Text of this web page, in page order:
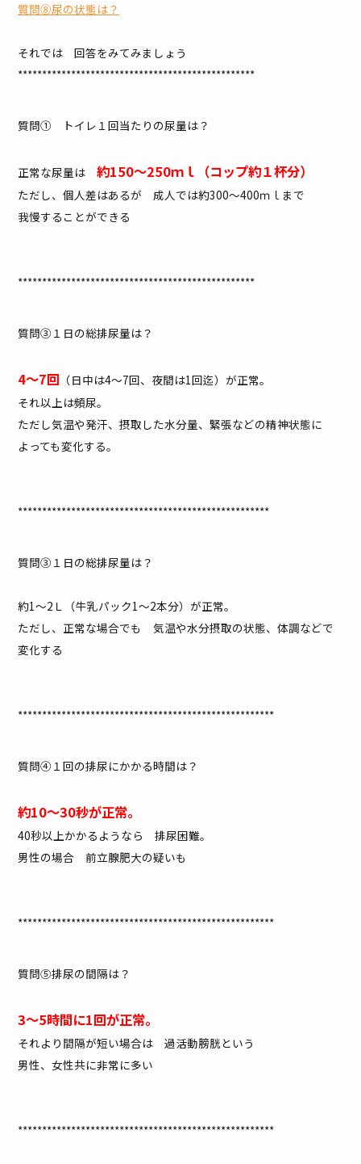
質問⑧尿の状態は？
それでは 回答をみてみましょう
*************************************************
質問① トイレ１回当たりの尿量は？
正常な尿量は約150～250ｍｌ（コップ約１杯分）
ただし、個人差はあるが 成人では約300～400ｍｌまで
我慢することができる
*************************************************
質問③１日の総排尿量は？
4～7回 （日中は4～7回、夜間は1回迄）が正常。
それ以上は頻尿。
ただし気温や発汗、摂取した水分量、緊張などの精神状態に
よっても変化する。
****************************************************
質問③１日の総排尿量は？
約1～2Ｌ（牛乳パック1～2本分）が正常。
ただし、正常な場合でも 気温や水分摂取の状態、体調などで
変化する
*****************************************************
質問④１回の排尿にかかる時間は？
約10～30秒が正常。
40秒以上かかるようなら 排尿困難。
男性の場合 前立腺肥大の疑いも
*****************************************************
質問⑤排尿の間隔は？
3～5時間に1回が正常。
それより間隔が短い場合は 過活動膀胱という
男性、女性共に非常に多い
*****************************************************